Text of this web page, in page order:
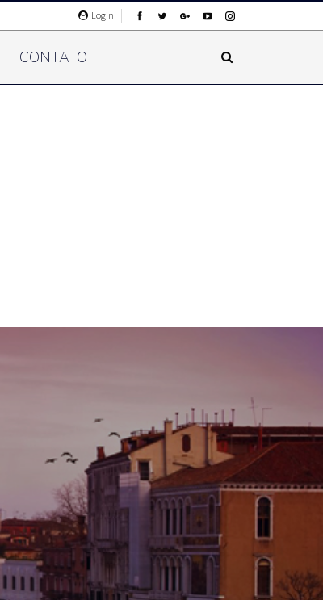
Login
CONTATO